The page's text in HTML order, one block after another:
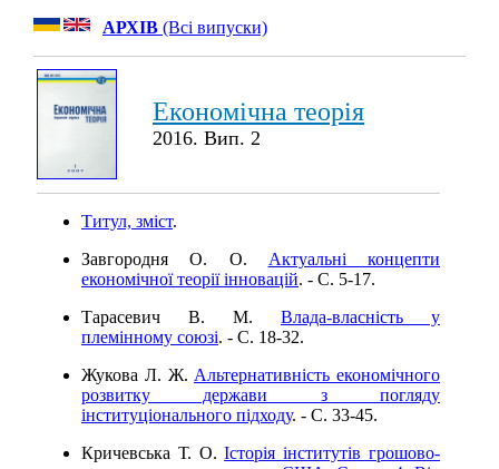
АРХІВ (Всі випуски)
Економічна теорія
2016. Вип. 2
Титул, зміст.
Завгородня О. О. Актуальні концепти
економічної теорії інновацій. - C. 5-17.
Тарасевич В. М. Влада-власність у
племінному союзі. - C. 18-32.
Жукова Л. Ж. Альтернативність економічного
розвитку держави з погляду
інституціонального підходу. - C. 33-45.
Кричевська Т. О.Історія інститутів грошово-